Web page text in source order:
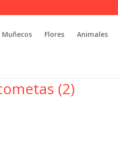
Muñecos Flores Animales
(2)